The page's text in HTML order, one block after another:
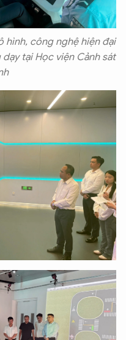
hình, công nghệ hiện đại
tại Học viện Cảnh sát